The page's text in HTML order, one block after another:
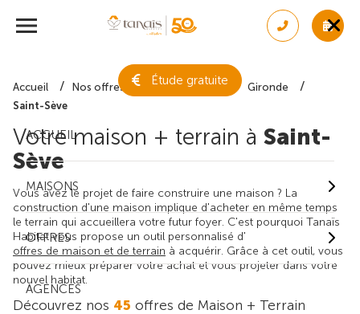
Étude gratuite
ACCUEIL
MAISONS
OFFRES
AGENCES
Accueil Nos offres de maison + terrain
Gironde
Saint-Sève
Votre maison + terrain à Saint-
Sève
Vous avez le projet de faire construire une maison ? La
construction d'une maison implique d'acheter en même temps
le terrain qui accueillera votre futur foyer. C'est pourquoi Tanaïs
Habitat vous propose un outil personnalisé d'
offres de maison et de terrain à acquérir. Grâce à cet outil, vous
pouvez mieux préparer votre achat et vous projeter dans votre
nouvel habitat.
Découvrez nos 45 offres de Maison + Terrain